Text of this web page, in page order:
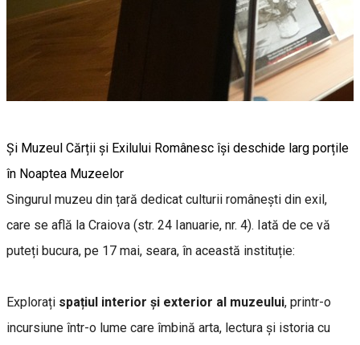
Și Muzeul Cărții și Exilului Românesc își deschide larg porțile
în Noaptea Muzeelor
Singurul muzeu din țară dedicat culturii românești din exil,
care se află la Craiova (str. 24 Ianuarie, nr. 4). Iată de ce vă
puteți bucura, pe 17 mai, seara, în această instituție:
Explorați spațiul interior și exterior al muzeului, printr-o
incursiune într-o lume care îmbină arta, lectura și istoria cu